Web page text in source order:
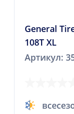
General
108T XL
Артикул: